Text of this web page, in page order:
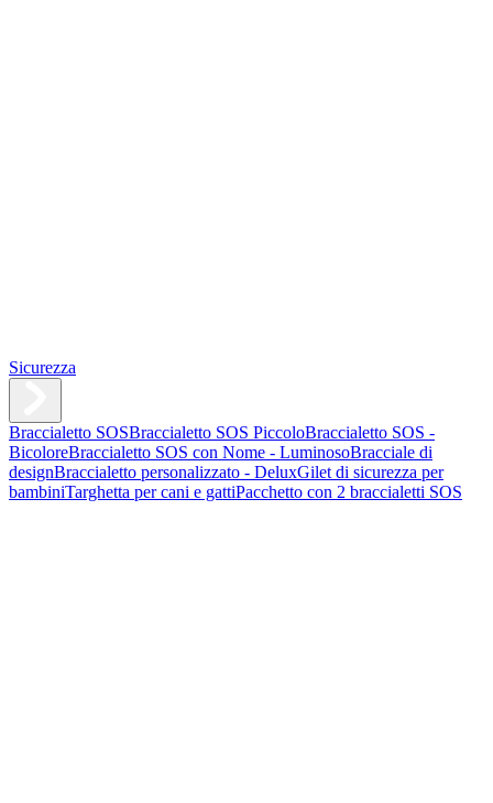
Sicurezza
Braccialetto SOSBraccialetto SOS PiccoloBraccialetto SOS -
BicoloreBraccialetto SOS con Nome - LuminosoBracciale di
designBraccialetto personalizzato - DeluxGilet di sicurezza per
bambiniTarghetta per cani e gattiPacchetto con 2 braccialetti SOS